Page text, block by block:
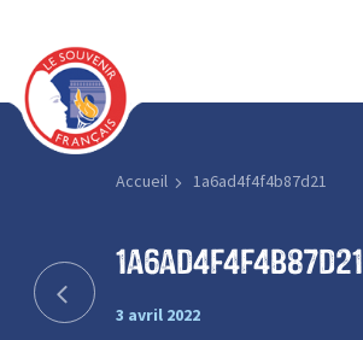
Accueil 1a6ad4f4f4b87d21
1a6ad4f4f4b87d21
3 avril 2022